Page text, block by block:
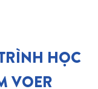
HỌC
VOER